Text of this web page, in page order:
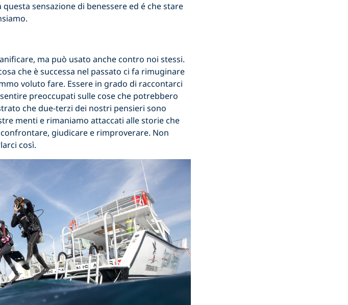
sensazione di benessere ed é che stare
ma può usato anche contro noi stessi.
che è successa nel passato ci fa rimuginare
voluto fare. Essere in grado di raccontarci
preoccupati sulle cose che potrebbero
che due-terzi dei nostri pensieri sono
menti e rimaniamo attaccati alle storie che
giudicare e rimproverare. Non
così.